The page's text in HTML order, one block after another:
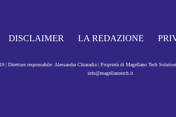
DISCLAIMER LA REDAZIONE
Direttore responsabile: Alessandra Chiaradia | Proprietà di Magellano Tech
info@magellanotech.it